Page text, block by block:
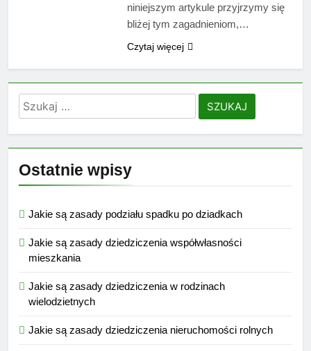
niniejszym artykule przyjrzymy się
bliżej tym zagadnieniom,…
Czytaj więcej
Szukaj:
Ostatnie wpisy
Jakie są zasady podziału spadku po dziadkach
Jakie są zasady dziedziczenia współwłasności
mieszkania
Jakie są zasady dziedziczenia w rodzinach
wielodzietnych
Jakie są zasady dziedziczenia nieruchomości rolnych